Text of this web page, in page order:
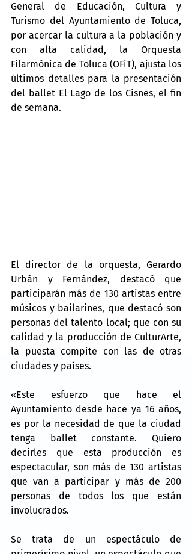
General de Educación, Cultura y
Turismo del Ayuntamiento de Toluca,
por acercar la cultura a la población y
con alta calidad, la Orquesta
Filarmónica de Toluca (OFiT), ajusta los
últimos detalles para la presentación
del ballet El Lago de los Cisnes, el fin
de semana.
El director de la orquesta, Gerardo
Urbán y Fernández, destacó que
participarán más de 130 artistas entre
músicos y bailarines, que destacó son
personas del talento local; que con su
calidad y la producción de CulturArte,
la puesta compite con las de otras
ciudades y países.
«Este esfuerzo que hace el
Ayuntamiento desde hace ya 16 años,
es por la necesidad de que la ciudad
tenga ballet constante. Quiero
decirles que esta producción es
espectacular, son más de 130 artistas
que van a participar y más de 200
personas de todos los que están
involucrados.
Se trata de un espectáculo de